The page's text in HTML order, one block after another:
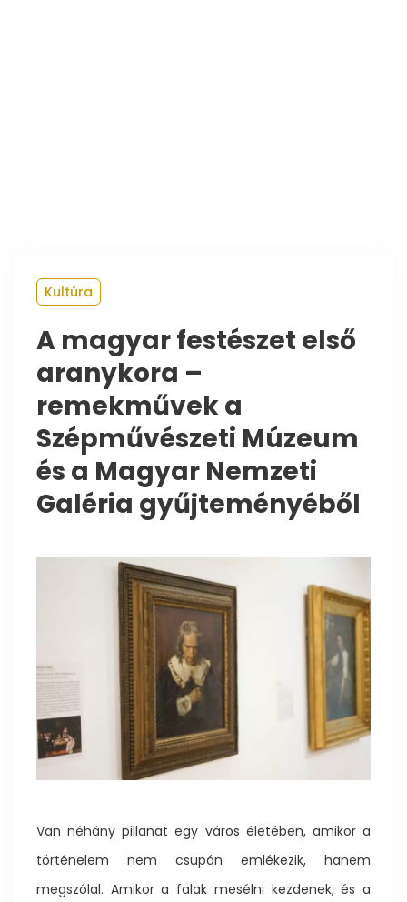
Kultúra
A magyar festészet első
aranykora –
remekművek a
Szépművészeti Múzeum
és a Magyar Nemzeti
Galéria gyűjteményéből
Van néhány pillanat egy város életében, amikor a
történelem nem csupán emlékezik, hanem
megszólal. Amikor a falak mesélni kezdenek, és a